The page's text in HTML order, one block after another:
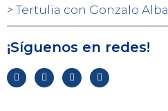
Tertulia con Gonzalo Alba
¡Síguenos en redes!